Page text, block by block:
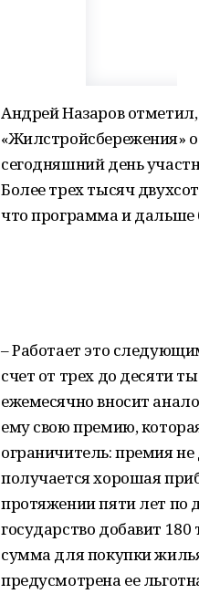
Андрей Назаров
«Жилстройсбережения»
сегодняшний день
Более трех тысяч
что программа и дальше
– Работает это
счет от трех до десяти
ежемесячно вносит
ему свою премию,
ограничитель: премия
получается хорошая
протяжении пяти лет по
государство добавит
сумма для покупки
предусмотрена ее